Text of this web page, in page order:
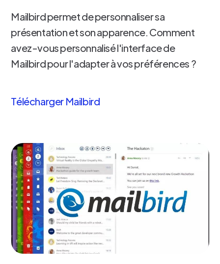
Mailbird permet de personnaliser sa
présentation et son apparence. Comment
avez-vous personnalisé l'interface de
Mailbird pour l'adapter à vos préférences ?
Télécharger Mailbird